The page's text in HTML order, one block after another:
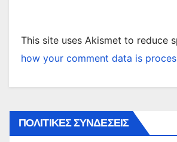
This site uses Akismet to reduce
how your comment data is
ΠΟΛΙΤΙΚΕΣ ΣΥΝΔΕΣΕΙΣ